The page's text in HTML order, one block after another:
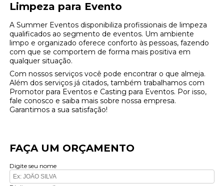
Limpeza para Evento
A Summer Eventos disponibiliza profissionais de limpeza
qualificados ao segmento de eventos. Um ambiente
limpo e organizado oferece conforto às pessoas, fazendo
com que se comportem de forma mais positiva em
qualquer situação.
Com nossos serviços você pode encontrar o que almeja.
Além dos serviços já citados, também trabalhamos com
Promotor para Eventos e Casting para Eventos. Por isso,
fale conosco e saiba mais sobre nossa empresa.
Garantimos a sua satisfação!
FAÇA UM ORÇAMENTO
Digite seu nome